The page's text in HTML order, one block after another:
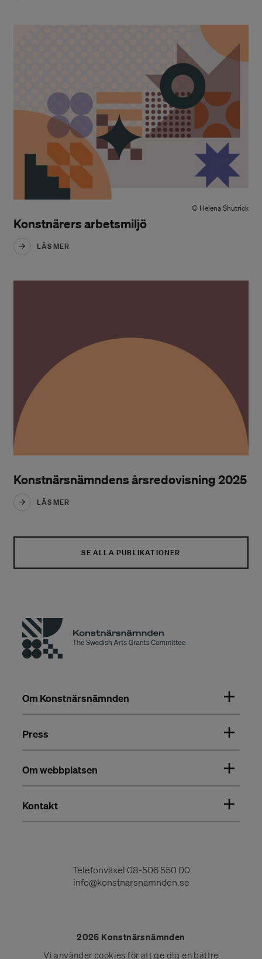
© Helena Shutrick
Konstnärers arbetsmiljö
LÄS MER
Konstnärsnämndens årsredovisning 2025
LÄS MER
SE ALLA PUBLIKATIONER
Om Konstnärsnämnden
Press
Om webbplatsen
Kontakt
Telefonväxel 08-506 550 00
info@konstnarsnamnden.se
2026 Konstnärsnämnden
Vi använder cookies för att ge dig en bättre